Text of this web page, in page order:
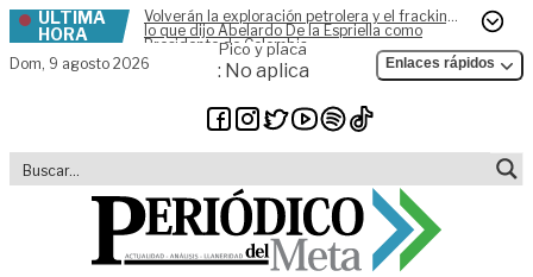
Skip to content
ÚLTIMA
HORA
Volverán la exploración petrolera y el fracking,
lo que dijo Abelardo De la Espriella como
Presidente de Colombia
Dom, 9 agosto 2026
Pico y placa
: No aplica Enlaces rápidos